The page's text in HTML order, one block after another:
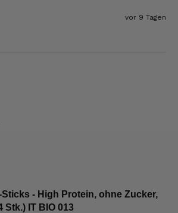
vor 9 Tagen
- High Protein, ohne Zucker,
Stk.) IT BIO 013